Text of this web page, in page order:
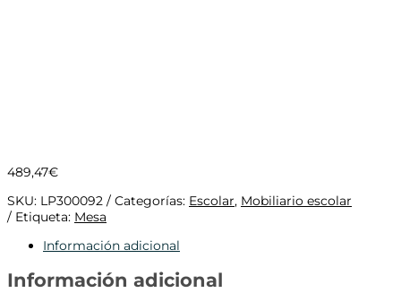
489,47€
SKU: LP300092 Categorías: Escolar, Mobiliario escolar
Etiqueta: Mesa
Información adicional
Información adicional